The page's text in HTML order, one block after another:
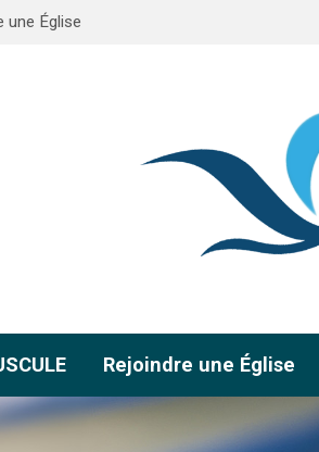
une Église
Rejoindre une Église